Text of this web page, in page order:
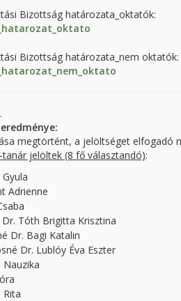
Bizottság határozata_oktatók:
Bizottság határozata_nem oktatók:
megtörtént, a jelöltséget elfogadó
jelöltek (8 fő választandó):
Adrienne
Tóth Brigitta Krisztina
Dr. Bagi Katalin
Dr. Lublóy Éva Eszter
Nauzika
Rita